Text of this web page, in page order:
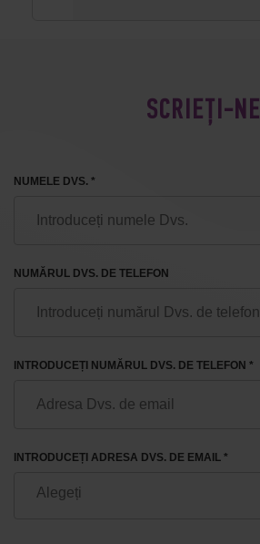
SCRIEȚI-NE
NUMELE DVS. *
NUMĂRUL DVS. DE TELEFON
INTRODUCEȚI NUMĂRUL DVS. DE TELEFON *
INTRODUCEȚI ADRESA DVS. DE EMAIL *